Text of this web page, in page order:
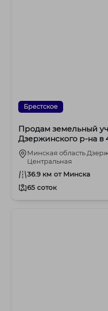
Брестское
Продам земельный
Дзержинского р-на
Минская область
Центральная
36.9 км от Минска
65 соток